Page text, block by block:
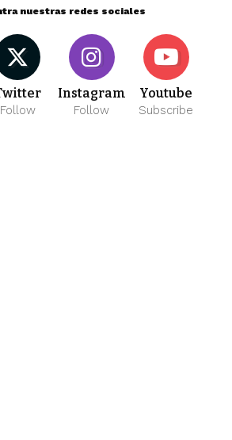
nuestras redes sociales
Follow
Instagram
Follow
Youtube
Subscribe